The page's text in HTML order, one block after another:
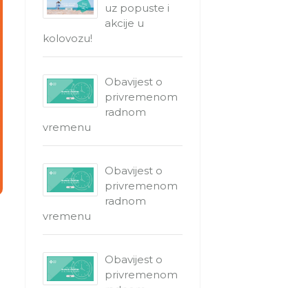
uz popuste i
akcije u
kolovozu!
Obavijest o
privremenom
radnom
vremenu
Obavijest o
privremenom
radnom
vremenu
Obavijest o
privremenom